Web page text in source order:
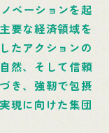
ベーションを起
要な経済領域を
たアクションの
然、そして信頼
き、強靭で包摂
現に向けた集団